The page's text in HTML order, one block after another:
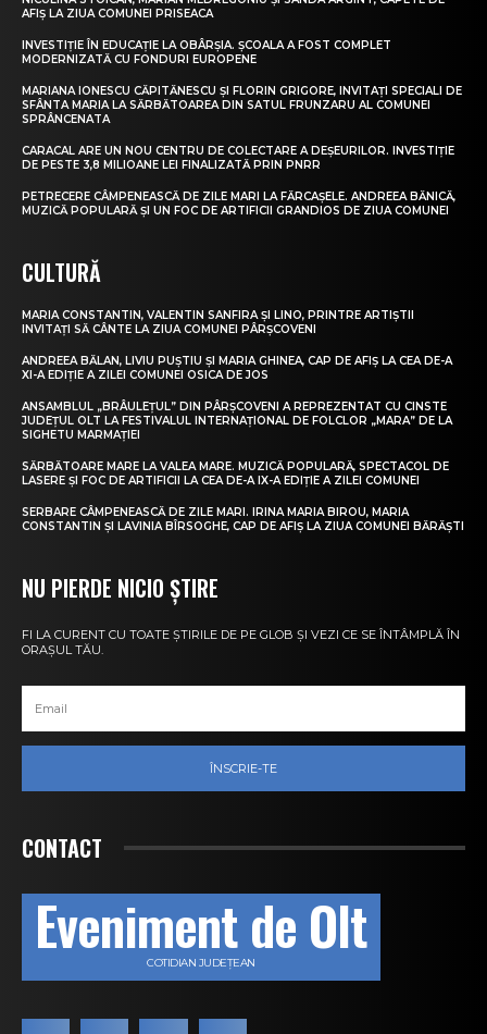
AFIȘ LA ZIUA COMUNEI PRISEACA
INVESTIȚIE ÎN EDUCAȚIE LA OBÂRȘIA. ȘCOALA A FOST COMPLET
MODERNIZATĂ CU FONDURI EUROPENE
MARIANA IONESCU CĂPITĂNESCU ȘI FLORIN GRIGORE, INVITAȚI SPECIALI DE
SFÂNTA MARIA LA SĂRBĂTOAREA DIN SATUL FRUNZARU AL COMUNEI
SPRÂNCENATA
CARACAL ARE UN NOU CENTRU DE COLECTARE A DEȘEURILOR. INVESTIȚIE
DE PESTE 3,8 MILIOANE LEI FINALIZATĂ PRIN PNRR
PETRECERE CÂMPENEASCĂ DE ZILE MARI LA FĂRCAȘELE. ANDREEA BĂNICĂ,
MUZICĂ POPULARĂ ȘI UN FOC DE ARTIFICII GRANDIOS DE ZIUA COMUNEI
CULTURĂ
MARIA CONSTANTIN, VALENTIN SANFIRA ȘI LINO, PRINTRE ARTIȘTII
INVITAȚI SĂ CÂNTE LA ZIUA COMUNEI PÂRȘCOVENI
ANDREEA BĂLAN, LIVIU PUȘTIU ȘI MARIA GHINEA, CAP DE AFIȘ LA CEA DE-A
XI-A EDIȚIE A ZILEI COMUNEI OSICA DE JOS
ANSAMBLUL „BRÂULEȚUL” DIN PÂRȘCOVENI A REPREZENTAT CU CINSTE
JUDEȚUL OLT LA FESTIVALUL INTERNAȚIONAL DE FOLCLOR „MARA” DE LA
SIGHETU MARMAȚIEI
SĂRBĂTOARE MARE LA VALEA MARE. MUZICĂ POPULARĂ, SPECTACOL DE
LASERE ȘI FOC DE ARTIFICII LA CEA DE-A IX-A EDIȚIE A ZILEI COMUNEI
SERBARE CÂMPENEASCĂ DE ZILE MARI. IRINA MARIA BIROU, MARIA
CONSTANTIN ȘI LAVINIA BÎRSOGHE, CAP DE AFIȘ LA ZIUA COMUNEI BĂRĂȘTI
NU PIERDE NICIO ȘTIRE
FI LA CURENT CU TOATE ȘTIRILE DE PE GLOB ȘI VEZI CE SE ÎNTÂMPLĂ ÎN
ORAȘUL TĂU.
ÎNSCRIE-TE
CONTACT
Eveniment de Olt
COTIDIAN JUDEȚEAN